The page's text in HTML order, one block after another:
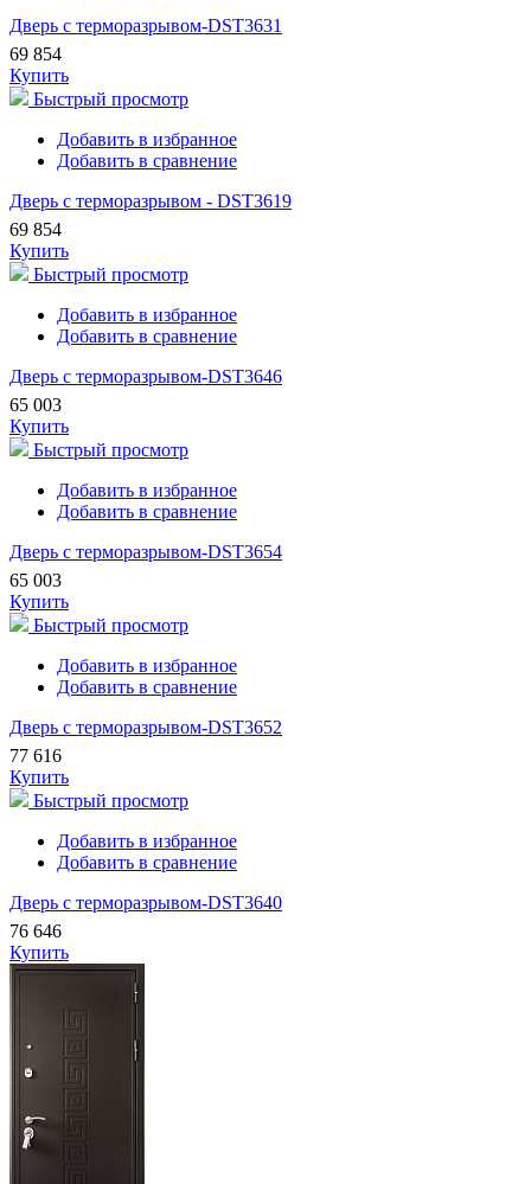
Дверь с терморазрывом-DST3631
69 854
Купить
Быстрый просмотр
Добавить в избранное
Добавить в сравнение
Дверь с терморазрывом - DST3619
69 854
Купить
Быстрый просмотр
Добавить в избранное
Добавить в сравнение
Дверь с терморазрывом-DST3646
65 003
Купить
Быстрый просмотр
Добавить в избранное
Добавить в сравнение
Дверь с терморазрывом-DST3654
65 003
Купить
Быстрый просмотр
Добавить в избранное
Добавить в сравнение
Дверь с терморазрывом-DST3652
77 616
Купить
Быстрый просмотр
Добавить в избранное
Добавить в сравнение
Дверь с терморазрывом-DST3640
76 646
Купить